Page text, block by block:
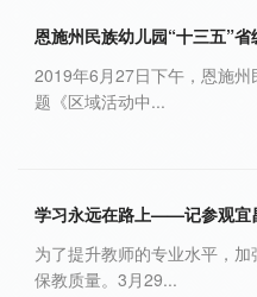
恩施州民族幼儿园“十三五”
2019年6月27日下午，恩施州
题《区域活动中...
学习永远在路上——记参观宜
为了提升教师的专业水平，
保教质量。3月29...